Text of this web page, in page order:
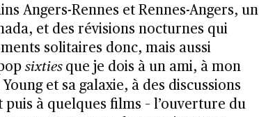
Angers-Rennes et Rennes-Angers, un
et des révisions nocturnes qui
solitaires donc, mais aussi
sixties que je dois à un ami, à mon
et sa galaxie, à des discussions
puis à quelques films – l’ouverture du